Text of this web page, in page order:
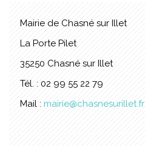
Mairie de Chasné sur Illet
La Porte Pilet
35250 Chasné sur Illet
Tél. : 02 99 55 22 79
Mail : mairie@chasnesurillet.fr